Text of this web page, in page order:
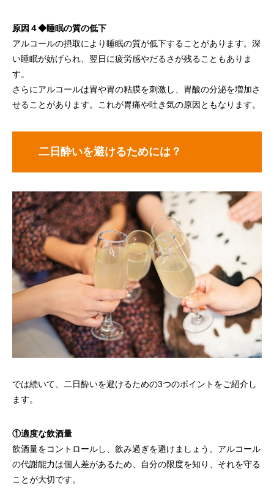
原因４◆睡眠の質の低下
アルコールの摂取により睡眠の質が低下することがあります。深
い睡眠が妨げられ、翌日に疲労感やだるさが残ることもありま
す。
さらにアルコールは胃や胃の粘膜を刺激し、胃酸の分泌を増加さ
せることがあります。これが胃痛や吐き気の原因ともなります。
二日酔いを避けるためには？
では続いて、二日酔いを避けるための3つのポイントをご紹介し
ます。
①適度な飲酒量
飲酒量をコントロールし、飲み過ぎを避けましょう。アルコール
の代謝能力は個人差があるため、自分の限度を知り、それを守る
ことが大切です。